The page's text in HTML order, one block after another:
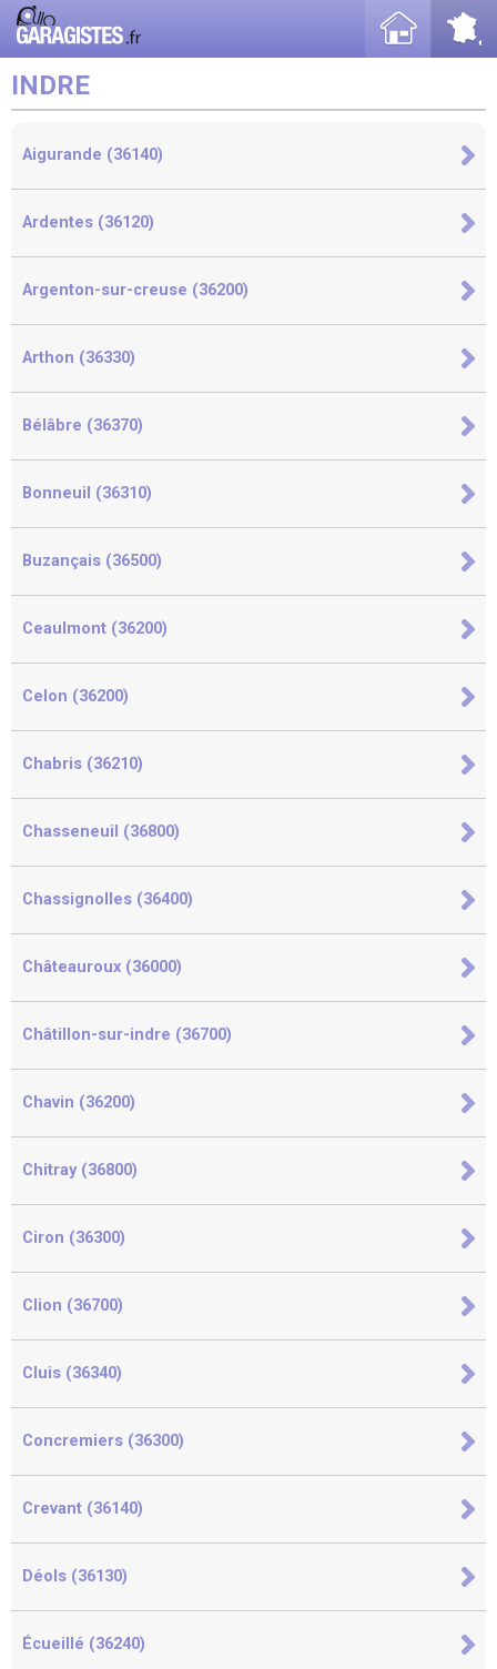
INDRE
Aigurande (36140)
Ardentes (36120)
Argenton-sur-creuse (36200)
Arthon (36330)
Bélâbre (36370)
Bonneuil (36310)
Buzançais (36500)
Ceaulmont (36200)
Celon (36200)
Chabris (36210)
Chasseneuil (36800)
Chassignolles (36400)
Châteauroux (36000)
Châtillon-sur-indre (36700)
Chavin (36200)
Chitray (36800)
Ciron (36300)
Clion (36700)
Cluis (36340)
Concremiers (36300)
Crevant (36140)
Déols (36130)
Écueillé (36240)